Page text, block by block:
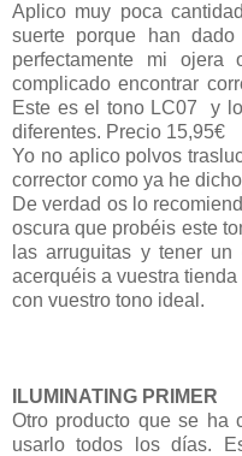
Aplico muy poca
suerte porque han
perfectamente mi
complicado encontrar
Este es el tono LC07 y
diferentes. Precio 15,95€
Yo no aplico polvos
corrector como ya he
De verdad os lo
oscura que probéis este
las arruguitas y tener
acerquéis a vuestra
con vuestro tono ideal.
ILUMINATING PRIMER
Otro producto que se ha
usarlo todos los días.